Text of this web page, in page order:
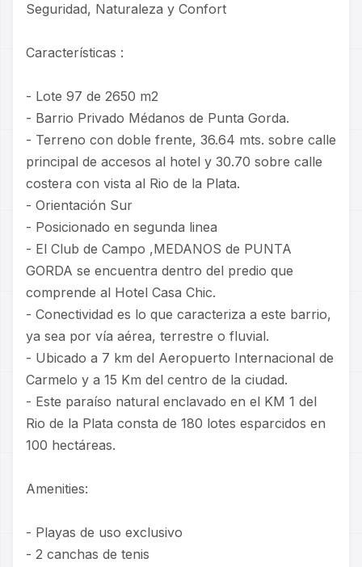
Seguridad, Naturaleza y Confort
Características :
- Lote 97 de 2650 m2
- Barrio Privado Médanos de Punta Gorda.
- Terreno con doble frente, 36.64 mts. sobre calle
principal de accesos al hotel y 30.70 sobre calle
costera con vista al Rio de la Plata.
- Orientación Sur
- Posicionado en segunda linea
- El Club de Campo ,MEDANOS de PUNTA
GORDA se encuentra dentro del predio que
comprende al Hotel Casa Chic.
- Conectividad es lo que caracteriza a este barrio,
ya sea por vía aérea, terrestre o fluvial.
- Ubicado a 7 km del Aeropuerto Internacional de
Carmelo y a 15 Km del centro de la ciudad.
- Este paraíso natural enclavado en el KM 1 del
Rio de la Plata consta de 180 lotes esparcidos en
100 hectáreas.
Amenities:
- Playas de uso exclusivo
- 2 canchas de tenis